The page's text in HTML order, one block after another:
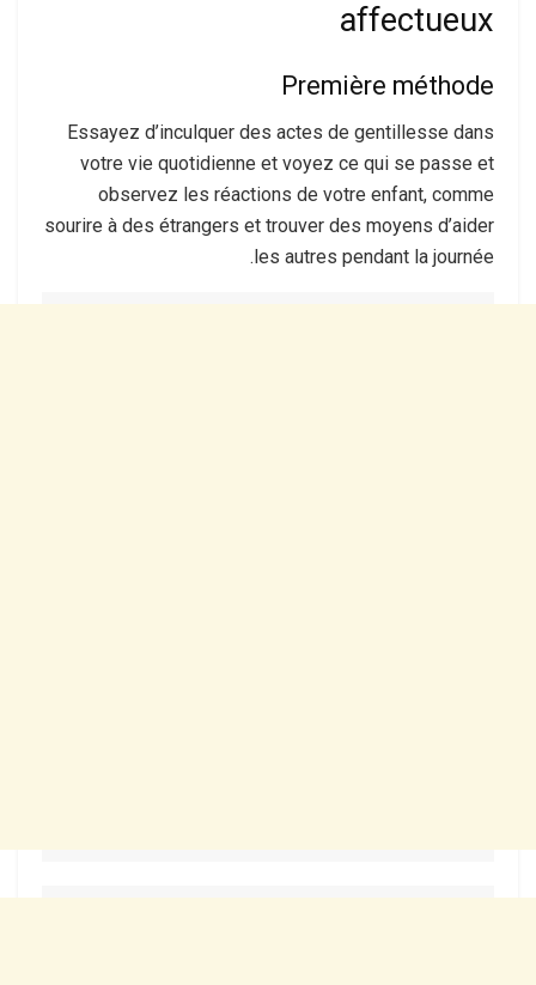
affectueux
Première méthode
Essayez d’inculquer des actes de gentillesse dans
votre vie quotidienne et voyez ce qui se passe et
observez les réactions de votre enfant, comme
sourire à des étrangers et trouver des moyens d’aider
les autres pendant la journée.